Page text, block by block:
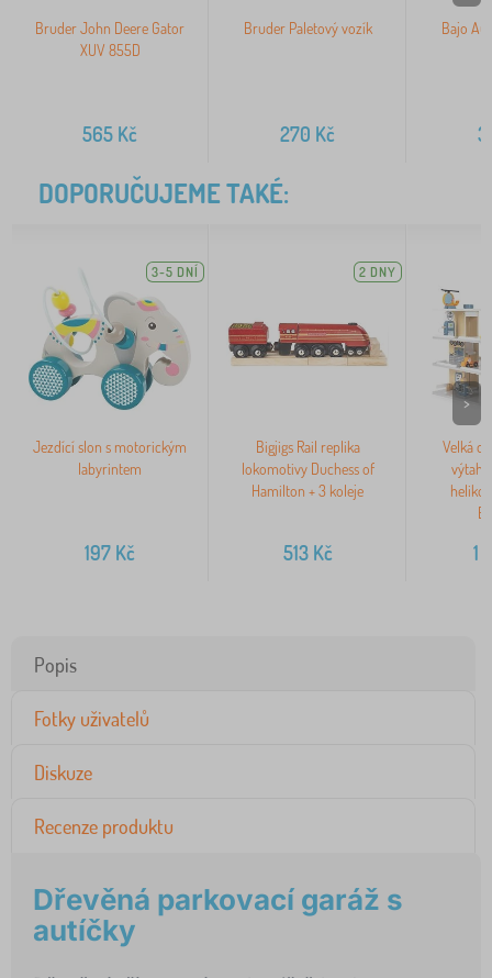
Bruder John Deere Gator
XUV 855D
565 Kč
Bruder Paletový vozík
270 Kč
Bajo
DOPORUČUJEME TAKÉ:
3-5 DNÍ
Jezdící slon s motorickým
labyrintem
197 Kč
2 DNY
Bigjigs Rail replika
lokomotivy Duchess of
Hamilton + 3 koleje
513Kč
Velká
1
>
Popis
Fotky uživatelů
Diskuze
Recenze produktu
Dřevěná parkovací garáž s
autíčky